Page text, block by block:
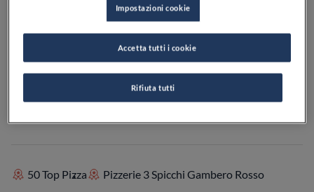
50 Top Pizza Pizzerie 3 Spicchi Gambero Rosso
Impostazioni cookie
Rifiuta tutti
Accetta tutti i cookie